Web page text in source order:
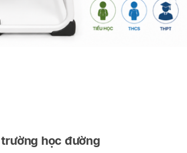
học đường